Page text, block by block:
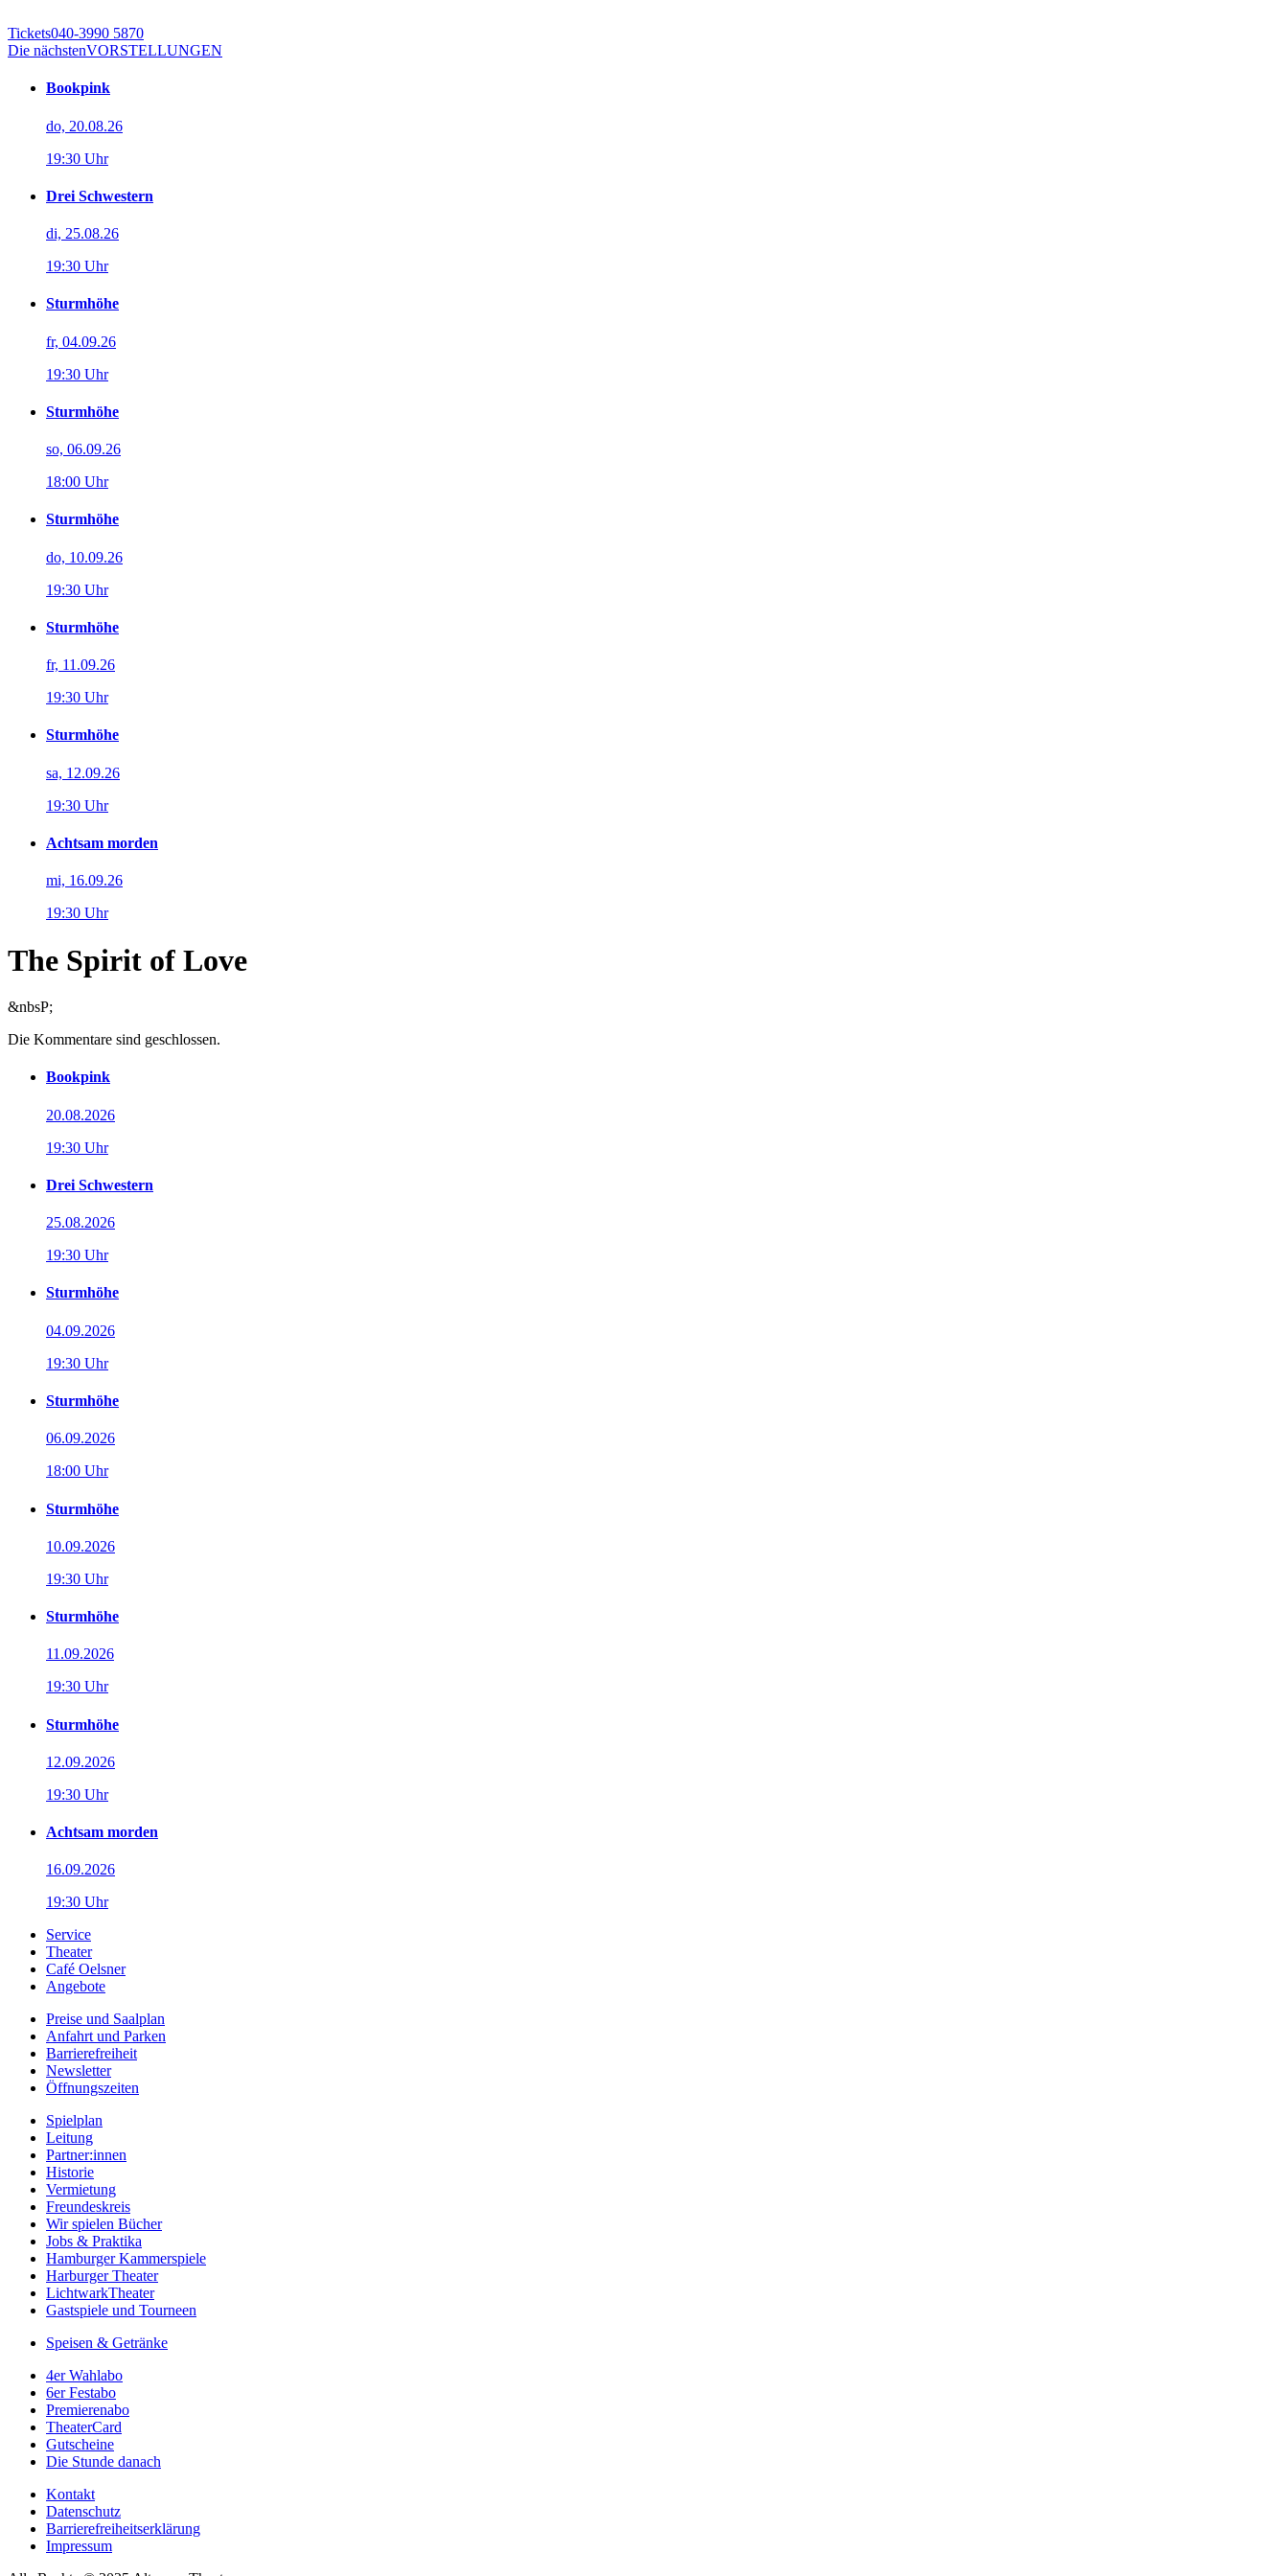
Tickets040-3990 5870
Die nächstenVORSTELLUNGEN
Bookpink
do, 20.08.26
19:30 Uhr
Drei Schwestern
di, 25.08.26
19:30 Uhr
Sturmhöhe
fr, 04.09.26
19:30 Uhr
Sturmhöhe
so, 06.09.26
18:00 Uhr
Sturmhöhe
do, 10.09.26
19:30 Uhr
Sturmhöhe
fr, 11.09.26
19:30 Uhr
Sturmhöhe
sa, 12.09.26
19:30 Uhr
Achtsam morden
mi, 16.09.26
19:30 Uhr
The Spirit of Love
&nbsP;
Die Kommentare sind geschlossen.
Bookpink
20.08.2026
19:30 Uhr
Drei Schwestern
25.08.2026
19:30 Uhr
Sturmhöhe
04.09.2026
19:30 Uhr
Sturmhöhe
06.09.2026
18:00 Uhr
Sturmhöhe
10.09.2026
19:30 Uhr
Sturmhöhe
11.09.2026
19:30 Uhr
Sturmhöhe
12.09.2026
19:30 Uhr
Achtsam morden
16.09.2026
19:30 Uhr
Service
Theater
Café Oelsner
Angebote
Preise und Saalplan
Anfahrt und Parken
Barrierefreiheit
Newsletter
Öffnungszeiten
Spielplan
Leitung
Partner:innen
Historie
Vermietung
Freundeskreis
Wir spielen Bücher
Jobs & Praktika
Hamburger Kammerspiele
Harburger Theater
LichtwarkTheater
Gastspiele und Tourneen
Speisen & Getränke
4er Wahlabo
6er Festabo
Premierenabo
TheaterCard
Gutscheine
Die Stunde danach
Kontakt
Datenschutz
Barrierefreiheitserklärung
Impressum